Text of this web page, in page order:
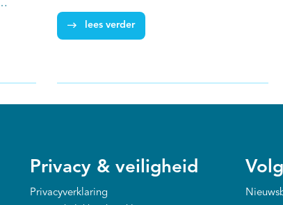
(in
blijkt uit een landelijke studie op basis van
gegevens uit de Nederlandse
lees verder
Privacy & veiligheid
Privacyverklaring